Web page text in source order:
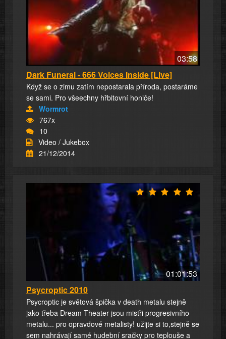
03:58
Dark Funeral - 666 Voices Inside [Live]
Když se o zimu zatím nepostarala příroda, postaráme
se sami. Pro všeechny hřbitovní honiče!
Wormrot
767x
10
Video / Jukebox
21/12/2014
01:01:53
Psycroptic 2010
Psycroptic je světová špička v death metalu stejně
jako třeba Dream Theater jsou mistři progresivního
metalu... pro opravdové metalisty! užijte si to,stejně se
sem nahrávají samé hudební sračky pro teplouše a